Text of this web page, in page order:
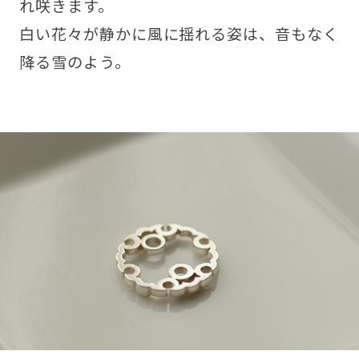
れ咲きます。
白い花々が静かに風に揺れる姿は、音もなく
降る雪のよう。